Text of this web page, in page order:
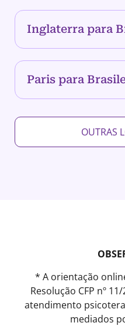
Inglaterra para
Paris para
OUTRAS
* A orientação
Resolução CFP nº
atendimento
mediados